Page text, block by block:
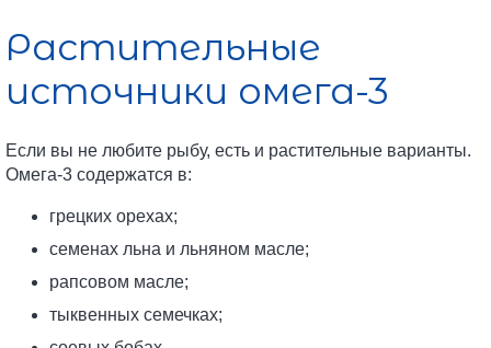
Растительные
источники омега-3
Если вы не любите рыбу, есть и растительные варианты.
Омега-3 содержатся в:
грецких орехах;
семенах льна и льняном масле;
рапсовом масле;
тыквенных семечках;